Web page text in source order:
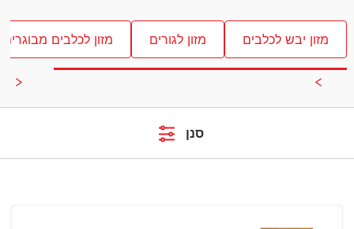
מזון יבש לכלבים מזון לגורים מזון לכלבים מבוגרים
סנן